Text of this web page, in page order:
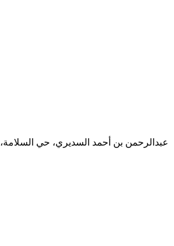
3487 عبدالرحمن بن أحمد السديري، حي السلامة، 7581، جدة 23436